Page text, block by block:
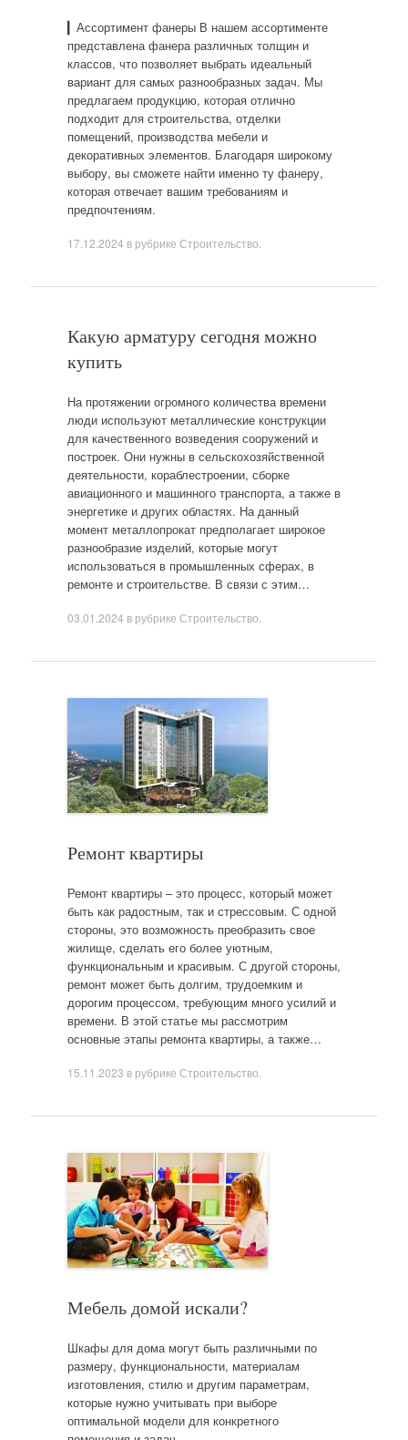
▎Ассортимент фанеры В нашем ассортименте
представлена фанера различных толщин и
классов, что позволяет выбрать идеальный
вариант для самых разнообразных задач. Мы
предлагаем продукцию, которая отлично
подходит для строительства, отделки
помещений, производства мебели и
декоративных элементов. Благодаря широкому
выбору, вы сможете найти именно ту фанеру,
которая отвечает вашим требованиям и
предпочтениям.
17.12.2024 в рубрике Строительство
Какую арматуру сегодня можно
купить
На протяжении огромного количества времени
люди используют металлические конструкции
для качественного возведения сооружений и
построек. Они нужны в сельскохозяйственной
деятельности, кораблестроении, сборке
авиационного и машинного транспорта, а также в
энергетике и других областях. На данный
момент металлопрокат предполагает широкое
разнообразие изделий, которые могут
использоваться в промышленных сферах, в
ремонте и строительстве. В связи с этим…
03.01.2024 в рубрике Строительство
Ремонт квартиры
Ремонт квартиры – это процесс, который может
быть как радостным, так и стрессовым. С одной
стороны, это возможность преобразить свое
жилище, сделать его более уютным,
функциональным и красивым. С другой стороны,
ремонт может быть долгим, трудоемким и
дорогим процессом, требующим много усилий и
времени. В этой статье мы рассмотрим
основные этапы ремонта квартиры, а также…
15.11.2023 в рубрике Строительство
Мебель домой искали?
Шкафы для дома могут быть различными по
размеру, функциональности, материалам
изготовления, стилю и другим параметрам,
которые нужно учитывать при выборе
оптимальной модели для конкретного